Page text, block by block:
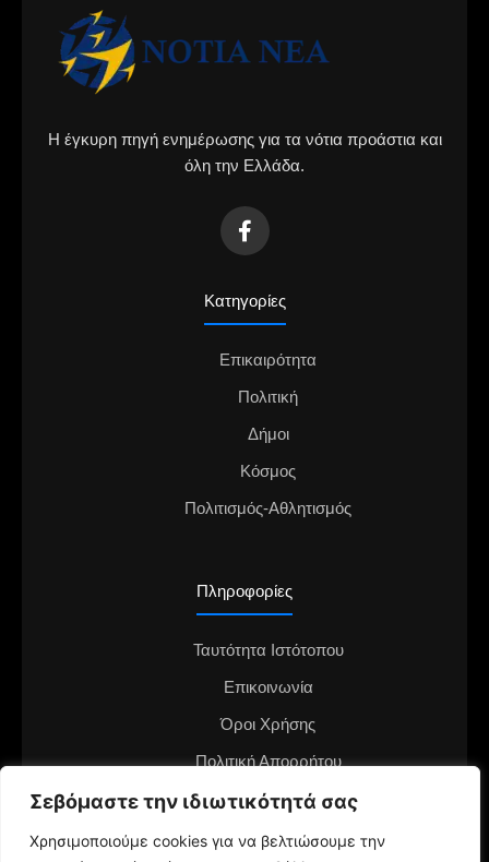
Σεβόμαστε την ιδιωτικότητά σας
Χρησιμοποιούμε cookies για να βελτιώσουμε την
Η έγκυρη πηγή ενημέρωσης για τα νότια προάστια και
όλη την Ελλάδα.
Κατηγορίες
Επικαιρότητα
Πολιτική
Δήμοι
Κόσμος
Πολιτισμός-Αθλητισμός
Πληροφορίες
Ταυτότητα Ιστότοπου
Επικοινωνία
Όροι Χρήσης
Πολιτική Απορρήτου
Διαφημιστείτε στο notianea.gr
Γίνε ο ανταποκριτής στην περιοχή σου